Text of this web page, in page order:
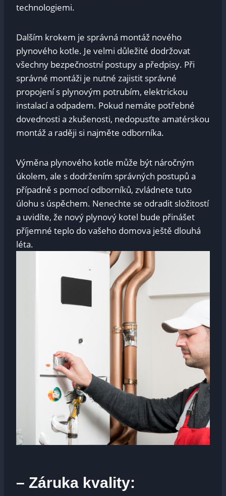
technologiemi.
Dalším krokem je správná montáž nového
plynového kotle. Je velmi důležité dodržovat
všechny bezpečnostní postupy a předpisy. Při
správné montáži je nutné zajistit správné
propojení s plynovým potrubím, elektrickou
instalací a odpadem. Pokud nemáte potřebné
dovednosti a zkušenosti, nedopusťte amatérskou
montáž a raději si najměte odborníka.
Výměna plynového kotle může být náročným
úkolem, ale s dodržením správných postupů a
případně s pomocí odborníků, zvládnete tuto
úlohu s úspěchem. Nenechte se odradit složitostí
a uvidíte, že nový plynový kotel bude přinášet
příjemné teplo do vašeho domova ještě dlouhá
léta.
– Záruka kvality: